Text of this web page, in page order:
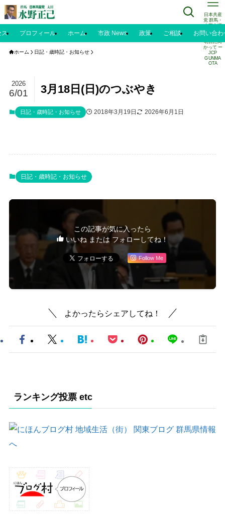
日本共産
党 群馬・
太田市議
水野正己
のブログ |
明日に向
かって ー
JCP
GUNMA
OTA
ス プロフィール ホーム 市政 News 政策 ご相談 お問い合わ
ホーム 日記・歳時記・お知らせ
3月18日(日)のつぶやき
2026
6/01
日記・歳時記・お知らせ 2018年3月19日 2026年6月1日
日記・歳時記・お知らせ
この記事が気に入ったら
いいね または フォローしてね！
Follow Me
よかったらシェアしてね！
ランキング投票 etc